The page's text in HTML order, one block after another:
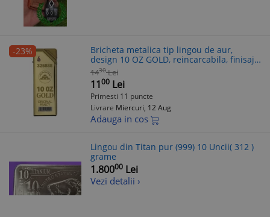
-23%
Bricheta metalica tip lingou de aur,
design 10 OZ GOLD, reincarcabila, finisaj
auriu lucios
1430 Lei
1100 Lei
Primesti 11 puncte
Livrare Miercuri, 12 Aug
Adauga in cos
Lingou din Titan pur (999) 10 Uncii( 312 )
grame
1.80000 Lei
Vezi detalii ›